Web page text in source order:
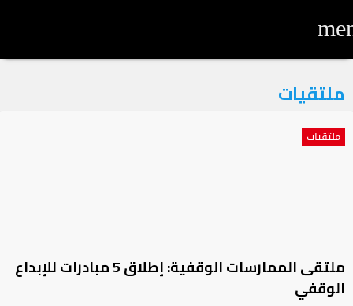
التصنيف:
ملتقيات
ملتقيات
ملتقيات
ملتقى الممارسات الوقفية: إطلاق 5 مبادرات للإبداع
الوقفي